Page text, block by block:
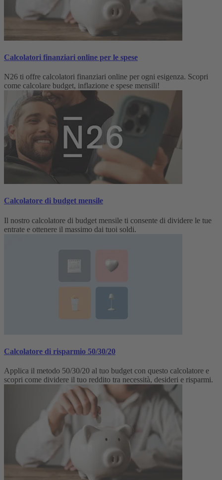
Calcolatori finanziari online per le spese
N26 ti offre calcolatori finanziari online per ogni esigenza. Scopri
come calcolare budget, inflazione e spese mensili!
Calcolatore di budget mensile
Il nostro calcolatore di budget mensile ti consente di dividere le tue
entrate e ottenere il massimo dai tuoi soldi.
Calcolatore di risparmio 50/30/20
Applica il metodo 50/30/20 al tuo budget con questo calcolatore e
scopri come dividere il tuo reddito tra necessità, desideri e risparmi.